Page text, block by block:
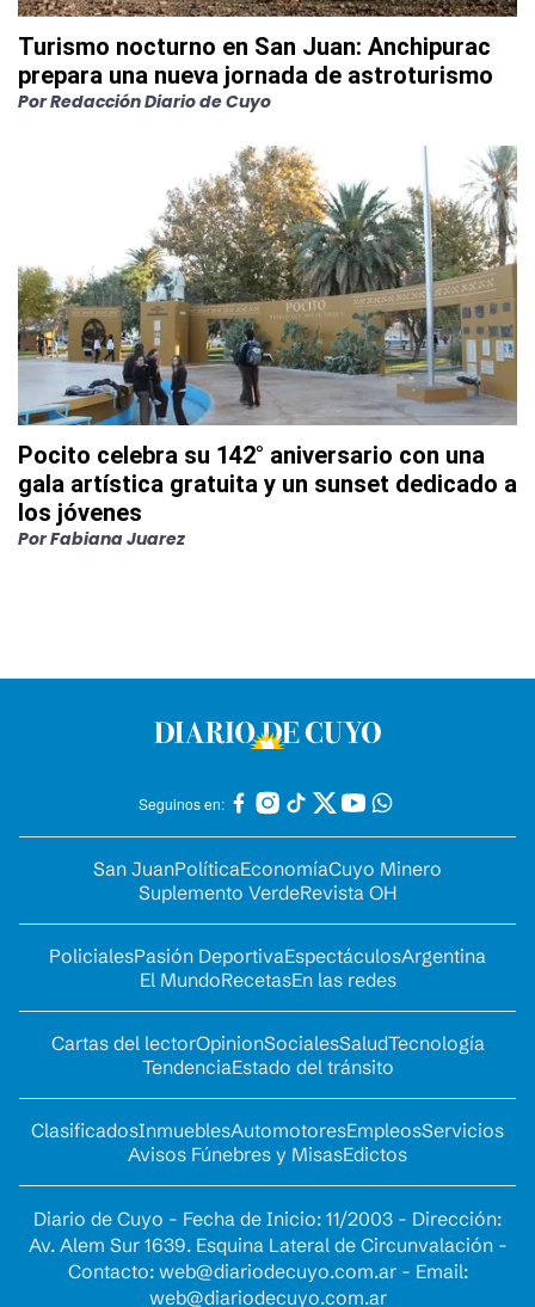
Turismo nocturno en San Juan: Anchipurac
prepara una nueva jornada de astroturismo
PorRedacción Diario de Cuyo
Pocito celebra su 142° aniversario con una
gala artística gratuita y un sunset dedicado a
los jóvenes
PorFabiana Juarez
Seguinos en:
San JuanPolíticaEconomíaCuyo Minero
Suplemento VerdeRevista OH
PolicialesPasión DeportivaEspectáculosArgentina
El MundoRecetasEn las redes
Cartas del lectorOpinionSocialesSaludTecnología
TendenciaEstado del tránsito
ClasificadosInmueblesAutomotoresEmpleosServicios
Avisos Fúnebres y MisasEdictos
Diario de Cuyo - Fecha de Inicio: 11/2003 - Dirección:
Av. Alem Sur 1639. Esquina Lateral de Circunvalación -
Contacto: web@diariodecuyo.com.ar- Email:
web@diariodecuyo.com.ar